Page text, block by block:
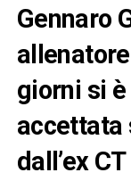
Gennaro
giorni si
accettata
dall’ex